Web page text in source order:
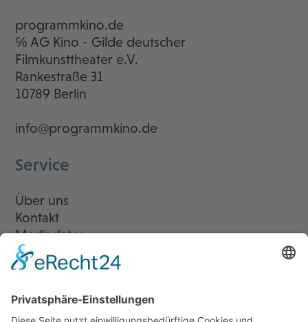
programmkino.de
℅ AG Kino - Gilde deutscher
Filmkunsttheater e.V.
Rankestraße 31
10789 Berlin
info@programmkino.de
Service
Über uns
Kontakt
Mediadaten
Newsletter
LogIn
Legal